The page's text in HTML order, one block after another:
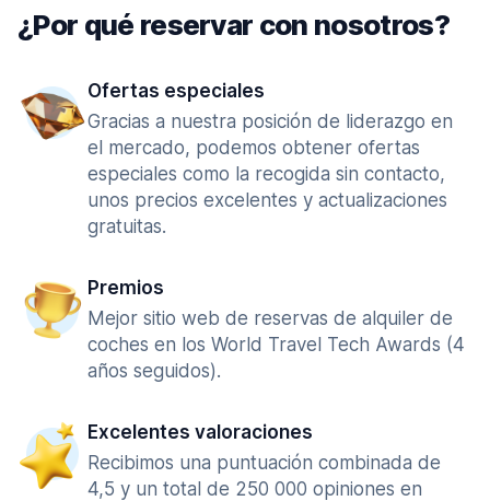
¿Por qué reservar con nosotros?
Ofertas especiales
Gracias a nuestra posición de liderazgo en
el mercado, podemos obtener ofertas
especiales como la recogida sin contacto,
unos precios excelentes y actualizaciones
gratuitas.
Premios
Mejor sitio web de reservas de alquiler de
coches en los World Travel Tech Awards (4
años seguidos).
Excelentes valoraciones
Recibimos una puntuación combinada de
4,5 y un total de 250 000 opiniones en